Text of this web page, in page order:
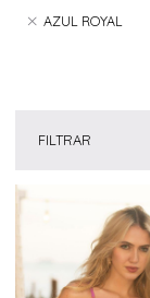
AZUL ROYAL
FILTRAR